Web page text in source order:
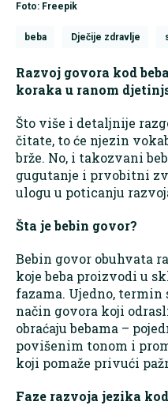
Foto: Freepik
beba Dječije zdravlje
Razvoj govora kod
koraka u ranom
Što više i detaljnije
čitate, to će njezin
brže. No, i takozvani
gugutanje i prvobitni
ulogu u poticanju
Šta je bebin govor?
Bebin govor obuhvata
koje beba proizvodi u
fazama. Ujedno, termin
način govora koji
obraćaju bebama –
povišenim tonom i
koji pomaže privući
Faze razvoja jezika